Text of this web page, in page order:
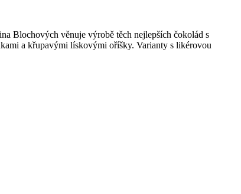
Blochových věnuje výrobě těch nejlepších čokolád s
a křupavými lískovými oříšky. Varianty s likérovou